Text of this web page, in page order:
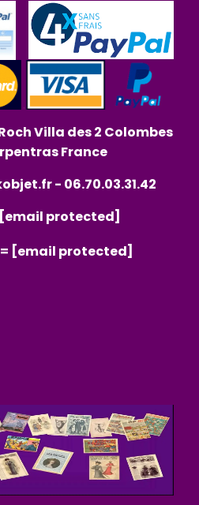
Villa des 2 Colombes
France
- 06.70.03.31.42
[email protected]
[email protected]